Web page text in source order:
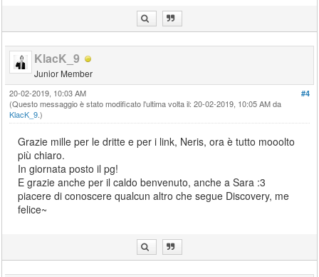
KlacK_9
Junior Member
#4
20-02-2019, 10:03 AM
(Questo messaggio è stato modificato l'ultima volta il: 20-02-2019, 10:05 AM da
KlacK_9.)
Grazie mille per le dritte e per i link, Neris, ora è tutto mooolto
più chiaro.
In giornata posto il pg!
E grazie anche per il caldo benvenuto, anche a Sara :3
piacere di conoscere qualcun altro che segue Discovery, me
felice~